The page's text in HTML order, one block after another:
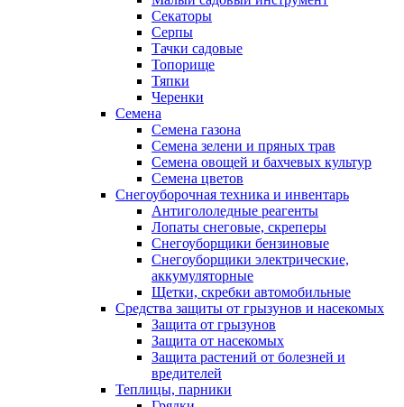
Секаторы
Серпы
Тачки садовые
Топорище
Тяпки
Черенки
Семена
Семена газона
Семена зелени и пряных трав
Семена овощей и бахчевых культур
Семена цветов
Снегоуборочная техника и инвентарь
Антигололедные реагенты
Лопаты снеговые, скреперы
Снегоуборщики бензиновые
Снегоуборщики электрические,
аккумуляторные
Щетки, скребки автомобильные
Средства защиты от грызунов и насекомых
Защита от грызунов
Защита от насекомых
Защита растений от болезней и
вредителей
Теплицы, парники